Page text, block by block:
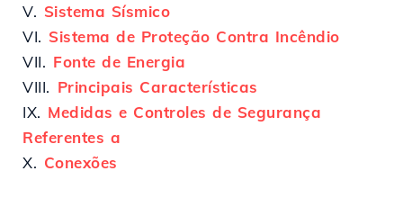
V. Sistema Sísmico
VI. Sistema de Proteção Contra Incêndio
VII. Fonte de Energia
VIII. Principais Características
IX. Medidas e Controles de Segurança
Referentes a
X. Conexões